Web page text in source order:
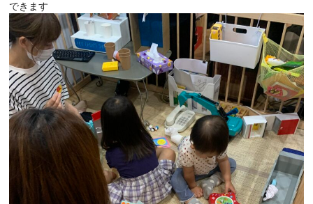
できます